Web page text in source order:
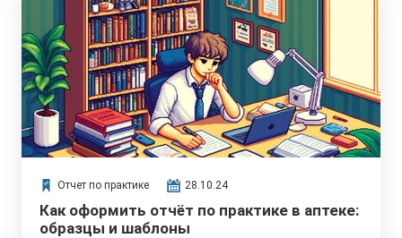
Отчет по практике 28.10.24
Как оформить отчёт по практике в аптеке:
образцы и шаблоны